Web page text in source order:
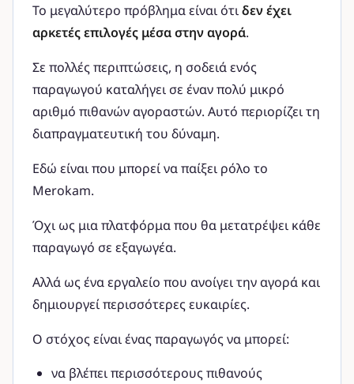
Το μεγαλύτερο πρόβλημα είναι ότιδεν έχει
αρκετές επιλογές μέσα στην αγορά.
Σε πολλές περιπτώσεις, η σοδειά ενός
παραγωγού καταλήγει σε έναν πολύ μικρό
αριθμό πιθανών αγοραστών. Αυτό περιορίζει τη
διαπραγματευτική του δύναμη.
Εδώ είναι που μπορεί να παίξει ρόλο το
Merokam.
Όχι ως μια πλατφόρμα που θα μετατρέψει κάθε
παραγωγό σε εξαγωγέα.
Αλλά ως ένα εργαλείο που ανοίγει την αγορά και
δημιουργεί περισσότερες ευκαιρίες.
Ο στόχος είναι ένας παραγωγός να μπορεί:
να βλέπει περισσότερους πιθανούς